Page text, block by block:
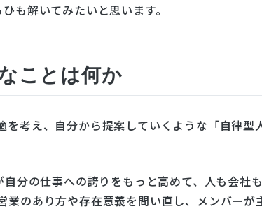
も解いてみたいと思います。
ことは何か
考え、自分から提案していくような「自律型
分の仕事への誇りをもっと高めて、人も会社
のあり方や存在意義を問い直し、メンバーが